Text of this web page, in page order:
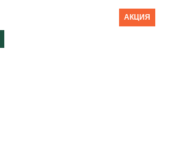
АКЦИЯ